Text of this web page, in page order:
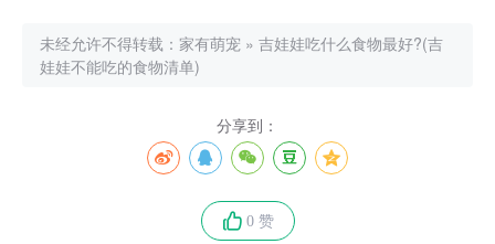
未经允许不得转载： 家有萌宠 » 吉娃娃吃什么食物最好?(吉
娃娃不能吃的食物清单)
分享到：
0 赞